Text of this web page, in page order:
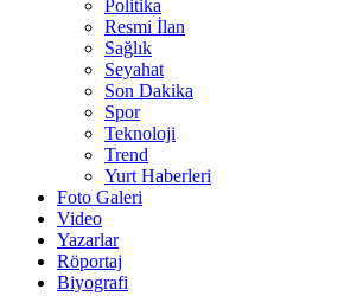
Politika
Resmi İlan
Sağlık
Seyahat
Son Dakika
Spor
Teknoloji
Trend
Yurt Haberleri
Foto Galeri
Video
Yazarlar
Röportaj
Biyografi